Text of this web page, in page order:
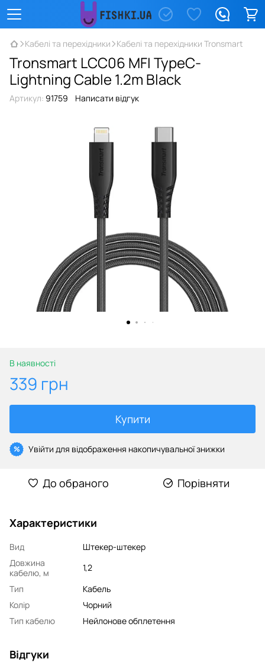
Кабелі та перехідники Кабелі та перехідники Tronsmart
Tronsmart LCC06 MFI TypeC-
Lightning Cable 1.2m Black
Артикул: 91759 Написати відгук
В наявності
339 грн
Купити
% Увійти для відображення накопичувальної знижки
До обраного Порівняти
Характеристики
Вид
Штекер-штекер
Довжина
кабелю, м
1,2
Тип
Кабель
Колір
Чорний
Тип кабелю
Нейлонове обплетення
Відгуки